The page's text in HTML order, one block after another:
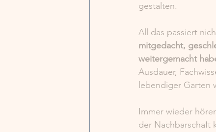
gestalten.
All das passiert
mitgedacht,
weitergemacht
Ausdauer,
lebendiger Garten
Immer wieder
der Nachbarschaft